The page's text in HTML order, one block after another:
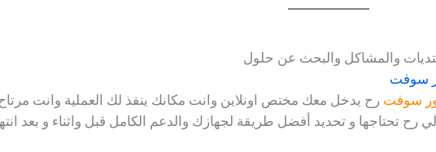
والمشاكل والبحث عن حلول
سوفت
سوفت رح يدخل معك مختص اونلاين وانت مكانك ينفذ لك العملية وانت
رح تحتاجها و تحديد أفضل طريقة لجهازك والدعم الكامل قبل واثناء و بعد